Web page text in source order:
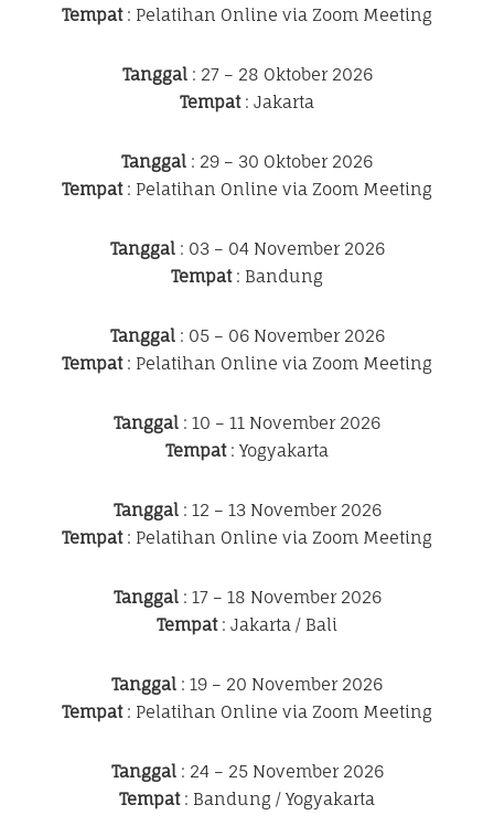
Tempat: Pelatihan Online via Zoom Meeting
Tanggal: 27 – 28 Oktober 2026
Tempat: Jakarta
Tanggal : 29 – 30 Oktober 2026
Tempat: Pelatihan Online via Zoom Meeting
Tanggal: 03 – 04 November 2026
Tempat: Bandung
Tanggal: 05 – 06 November 2026
Tempat: Pelatihan Online via Zoom Meeting
Tanggal : 10 – 11 November 2026
Tempat: Yogyakarta
Tanggal: 12 – 13 November 2026
Tempat: Pelatihan Online via Zoom Meeting
Tanggal: 17 – 18 November 2026
Tempat: Jakarta / Bali
Tanggal : 19 – 20 November 2026
Tempat: Pelatihan Online via Zoom Meeting
Tanggal: 24 – 25 November 2026
Tempat: Bandung / Yogyakarta